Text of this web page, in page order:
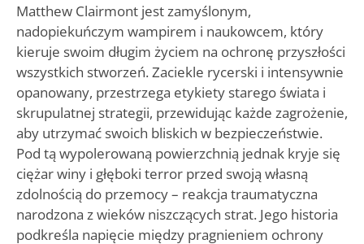
Matthew Clairmont jest zamyślonym,
nadopiekuńczym wampirem i naukowcem, który
kieruje swoim długim życiem na ochronę przyszłości
wszystkich stworzeń. Zaciekle rycerski i intensywnie
opanowany, przestrzega etykiety starego świata i
skrupulatnej strategii, przewidując każde zagrożenie,
aby utrzymać swoich bliskich w bezpieczeństwie.
Pod tą wypolerowaną powierzchnią jednak kryje się
ciężar winy i głęboki terror przed swoją własną
zdolnością do przemocy – reakcja traumatyczna
narodzona z wieków niszczących strat. Jego historia
podkreśla napięcie między pragnieniem ochrony